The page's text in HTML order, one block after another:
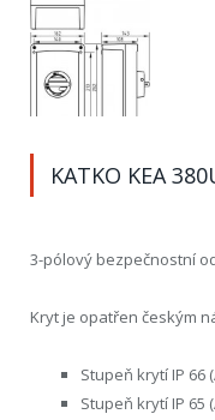
KATKO KEA
3-pólový bezpečnostní
Kryt je opatřen českým
Stupeň krytí IP 66
Stupeň krytí IP 65